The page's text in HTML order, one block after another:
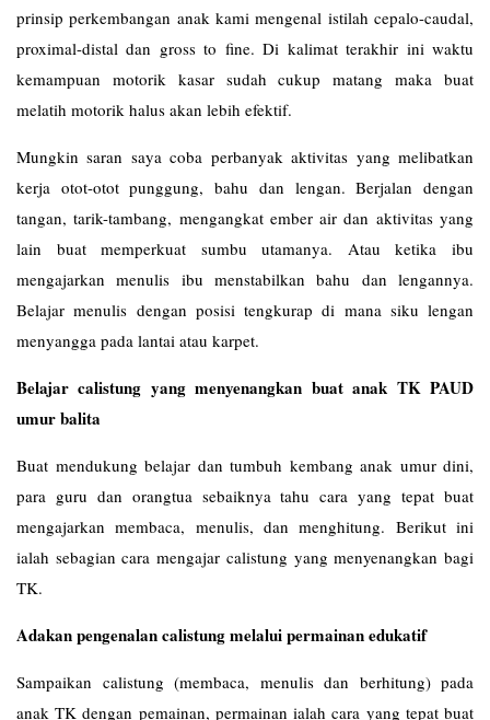
prinsip perkembangan anak kami mengenal istilah cepalo-caudal,
proximal-distal dan gross to fine. Di kalimat terakhir ini waktu
kemampuan motorik kasar sudah cukup matang maka buat
melatih motorik halus akan lebih efektif.
Mungkin saran saya coba perbanyak aktivitas yang melibatkan
kerja otot-otot punggung, bahu dan lengan. Berjalan dengan
tangan, tarik-tambang, mengangkat ember air dan aktivitas yang
lain buat memperkuat sumbu utamanya. Atau ketika ibu
mengajarkan menulis ibu menstabilkan bahu dan lengannya.
Belajar menulis dengan posisi tengkurap di mana siku lengan
menyangga pada lantai atau karpet.
Belajar calistung yang menyenangkan buat anak TK PAUD
umur balita
Buat mendukung belajar dan tumbuh kembang anak umur dini,
para guru dan orangtua sebaiknya tahu cara yang tepat buat
mengajarkan membaca, menulis, dan menghitung. Berikut ini
ialah sebagian cara mengajar calistung yang menyenangkan bagi
TK.
Adakan pengenalan calistung melalui permainan edukatif
Sampaikan calistung (membaca, menulis dan berhitung) pada
anak TK dengan pemainan, permainan ialah cara yang tepat buat